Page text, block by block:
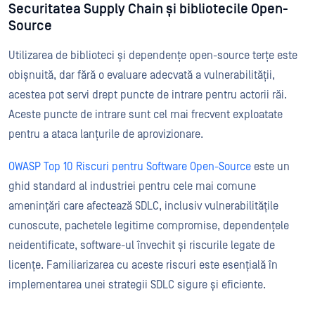
Securitatea Supply Chain și bibliotecile Open-
Source
Utilizarea de biblioteci și dependențe open-source terțe este
obișnuită, dar fără o evaluare adecvată a vulnerabilității,
acestea pot servi drept puncte de intrare pentru actorii răi.
Aceste puncte de intrare sunt cel mai frecvent exploatate
pentru a ataca lanțurile de aprovizionare.
OWASP Top 10 Riscuri pentru Software Open-Source este un
ghid standard al industriei pentru cele mai comune
amenințări care afectează SDLC, inclusiv vulnerabilitățile
cunoscute, pachetele legitime compromise, dependențele
neidentificate, software-ul învechit și riscurile legate de
licențe. Familiarizarea cu aceste riscuri este esențială în
implementarea unei strategii SDLC sigure și eficiente.